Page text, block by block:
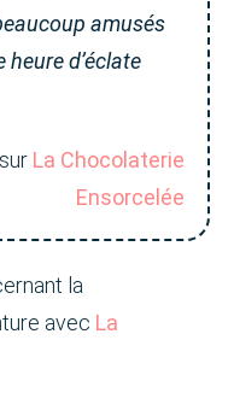
amusés
heure d’éclate
La Chocolaterie
Ensorcelée
la
avec La